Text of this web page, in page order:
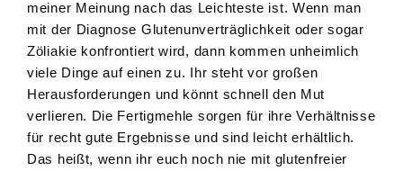
meiner Meinung nach das Leichteste ist. Wenn man
mit der Diagnose Glutenunverträglichkeit oder sogar
Zöliakie konfrontiert wird, dann kommen unheimlich
viele Dinge auf einen zu. Ihr steht vor großen
Herausforderungen und könnt schnell den Mut
verlieren. Die Fertigmehle sorgen für ihre Verhältnisse
für recht gute Ergebnisse und sind leicht erhältlich.
Das heißt, wenn ihr euch noch nie mit glutenfreier